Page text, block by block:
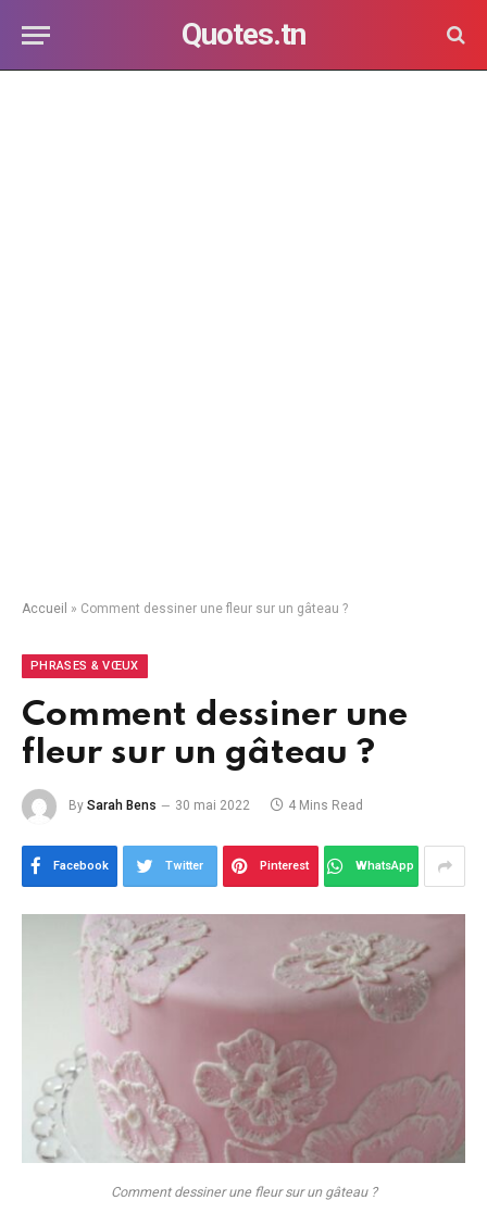
Quotes.tn
Accueil » Comment dessiner une fleur sur un gâteau ?
PHRASES & VŒUX
Comment dessiner une
fleur sur un gâteau ?
By Sarah Bens 30 mai 2022 4 Mins Read
Facebook Twitter Pinterest WhatsApp
Comment dessiner une fleur sur un gâteau ?